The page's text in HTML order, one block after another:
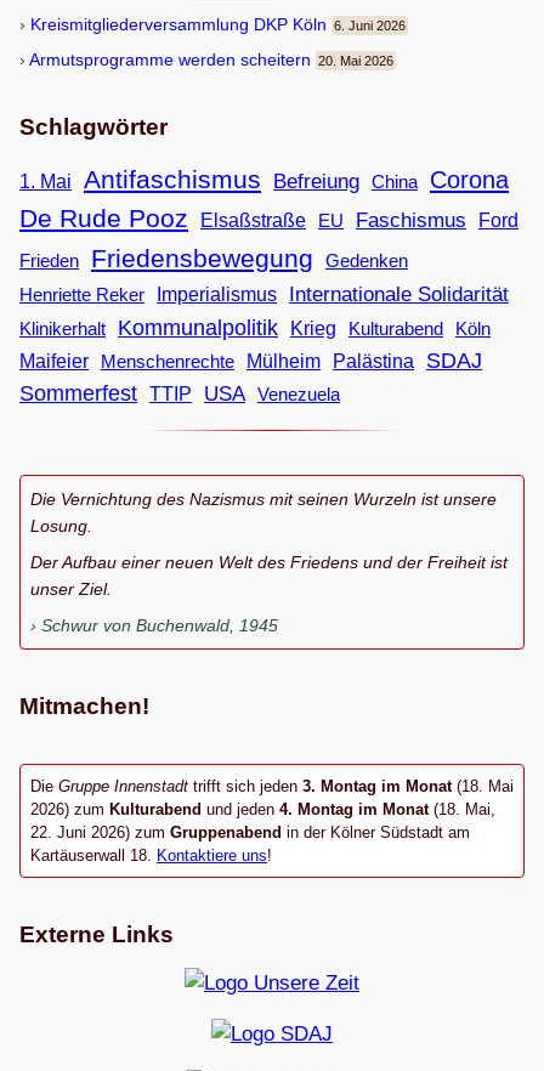
Kreis­mit­glie­der­ver­samm­lung DKP Köln 6. Juni 2026
Armuts­pro­gramme wer­den scheitern 20. Mai 2026
Schlagwörter
1. Mai Antifaschismus Befreiung China Corona
De Rude Pooz Elsaßstraße EU Faschismus
Ford
Frieden
Friedensbewegung
Gedenken
Henriette Reker
Imperialismus Internationale Solidarität
Klinikerhalt Kommunalpolitik Krieg Kulturabend
Köln
Maifeier
Menschenrechte Mülheim Palästina
SDAJ
Sommerfest TTIP USA Venezuela
Die Vernichtung des Nazismus mit seinen Wurzeln ist unsere
Losung.
Der Aufbau einer neuen Welt des Friedens und der Freiheit ist
unser Ziel.
Schwur von Buchenwald, 1945
Mitmachen!
Die Gruppe Innenstadt trifft sich jeden 3. Montag im Monat (18. Mai
2026) zum Kulturabend und jeden 4. Montag im Monat(18. Mai,
22. Juni 2026) zum Gruppenabend in der Kölner Südstadt am
Kartäuserwall 18. Kontaktiere uns!
Externe Links